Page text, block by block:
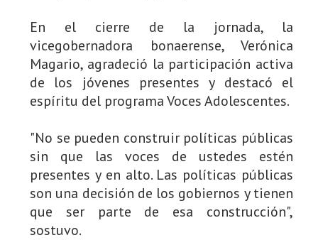
En el cierre de la jornada, la
vicegobernadora bonaerense, Verónica
Magario, agradeció la participación activa
de los jóvenes presentes y destacó el
espíritu del programa Voces Adolescentes.
"No se pueden construir políticas públicas
sin que las voces de ustedes estén
presentes y en alto. Las políticas públicas
son una decisión de los gobiernos y tienen
que ser parte de esa construcción",
sostuvo.